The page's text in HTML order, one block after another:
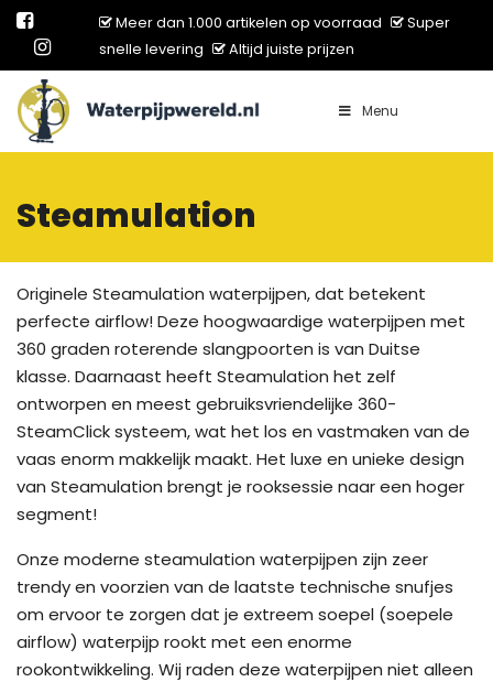
Meer dan 1.000 artikelen op voorraad
Super
snelle levering
Altijd juiste prijzen
Main Navigation Menu
Steamulation
Originele Steamulation waterpijpen, dat betekent
perfecte airflow! Deze hoogwaardige waterpijpen met
360 graden roterende slangpoorten is van Duitse
klasse. Daarnaast heeft Steamulation het zelf
ontworpen en meest gebruiksvriendelijke 360-
SteamClick systeem, wat het los en vastmaken van de
vaas enorm makkelijk maakt. Het luxe en unieke design
van Steamulation brengt je rooksessie naar een hoger
segment!
Onze moderne steamulation waterpijpen zijn zeer
trendy en voorzien van de laatste technische snufjes
om ervoor te zorgen dat je extreem soepel (soepele
airflow) waterpijp rookt met een enorme
rookontwikkeling. Wij raden deze waterpijpen niet alleen